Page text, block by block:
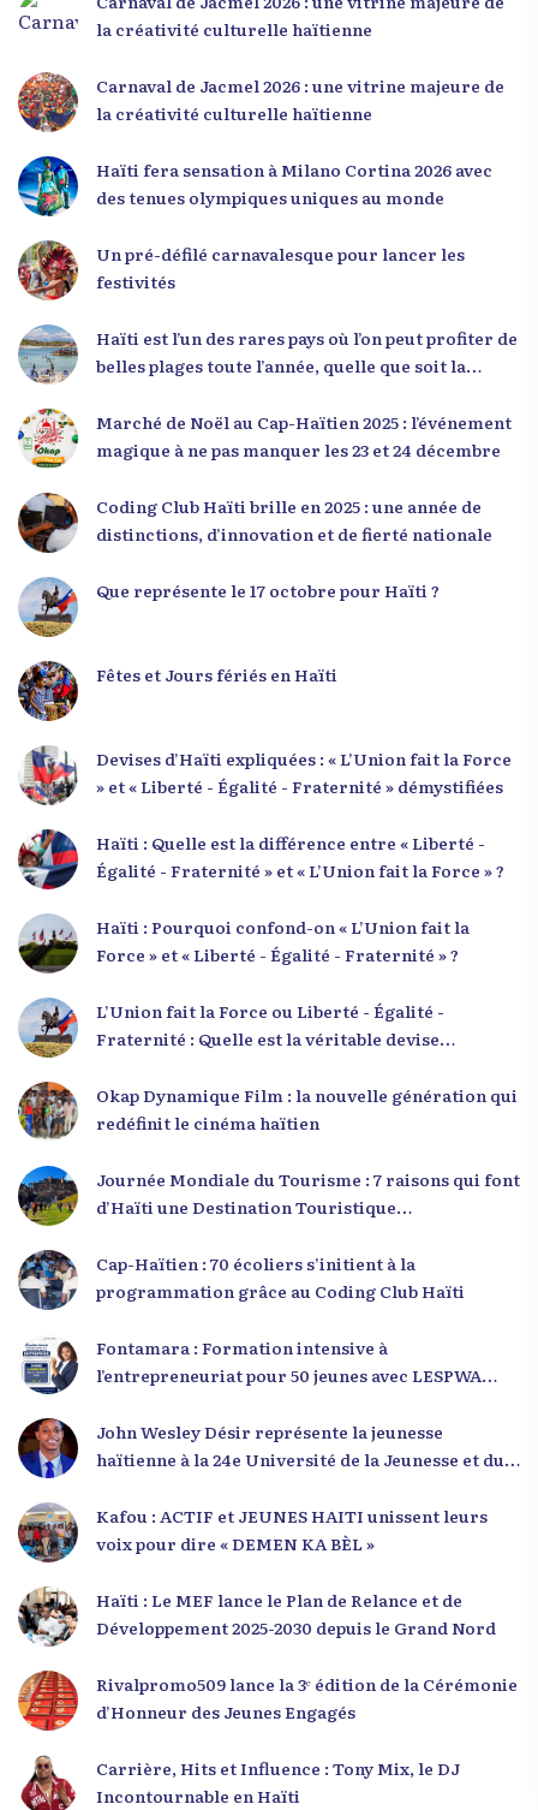
de sa première intervention, intitulée « Jenès la
croire en leur potentiel et à rejeter toute forme
de fatalisme. Il a particulièrement insisté sur
pouvons pas résoudre un problème avec la
mentalité qui l’a créé. » Il a encouragé la jeunesse
sur la discipline, l’excellence et la responsabilité.
Le révérend a également rappelé que la jeunesse
du pays, et qu’un engagement structuré de
seulement 4 % d’entre eux pourrait modifier
significativement la trajectoire nationale. Sa
seconde intervention, « Jenès la ak responsablite l
», a souligné le lien indissociable entre potentiel et
responsabilité. Le Dr Volcy a invité les jeunes à
communautés, à investir dans leur formation et à
développer un leadership intègre. Appel à un
la créativité culturelle haïtienne
Carnaval de Jacmel 2026 : une vitrine majeure de
la créativité culturelle haïtienne
Haïti fera sensation à Milano Cortina 2026 avec
des tenues olympiques uniques au monde
Un pré-défilé carnavalesque pour lancer les
festivités
Haïti est l’un des rares pays où l’on peut profiter de
belles plages toute l’année, quelle que soit la
Marché de Noël au Cap-Haïtien 2025 : l’événement
magique à ne pas manquer les 23 et 24 décembre
Coding Club Haïti brille en 2025 : une année de
distinctions, d’innovation et de fierté nationale
Que représente le 17 octobre pour Haïti ?
Fêtes et Jours fériés en Haïti
Devises d’Haïti expliquées : « L’Union fait la Force
» et « Liberté - Égalité - Fraternité » démystifiées
Haïti : Quelle est la différence entre « Liberté -
Égalité - Fraternité » et « L’Union fait la Force » ?
Haïti : Pourquoi confond-on « L’Union fait la
Force » et « Liberté - Égalité - Fraternité » ?
L’Union fait la Force ou Liberté - Égalité -
Fraternité : Quelle est la véritable devise
Okap Dynamique Film : la nouvelle génération qui
redéfinit le cinéma haïtien
Journée Mondiale du Tourisme : 7 raisons qui font
d’Haïti une Destination Touristique
Cap-Haïtien : 70 écoliers s’initient à la
programmation grâce au Coding Club Haïti
Fontamara : Formation intensive à
l’entrepreneuriat pour 50 jeunes avec LESPWA
John Wesley Désir représente la jeunesse
haïtienne à la 24e Université de la Jeunesse et du
Kafou : ACTIF et JEUNES HAITI unissent leurs
voix pour dire « DEMEN KA BÈL »
Haïti : Le MEF lance le Plan de Relance et de
Développement 2025-2030 depuis le Grand Nord
Rivalpromo509 lance la 3ᵉ édition de la Cérémonie
d’Honneur des Jeunes Engagés
Carrière, Hits et Influence : Tony Mix, le DJ
Incontournable en Haïti